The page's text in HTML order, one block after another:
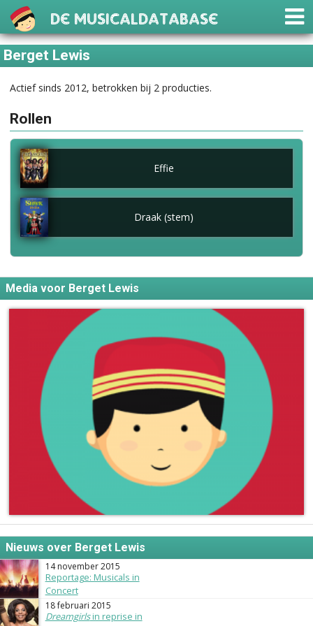
De Musicaldatabase
Berget Lewis
Actief sinds 2012, betrokken bij 2 producties.
Rollen
Effie
Draak (stem)
Media voor Berget Lewis
Nieuws over Berget Lewis
14 november 2015
Reportage: Musicals in
Concert
18 februari 2015
Dreamgirlsin reprise in